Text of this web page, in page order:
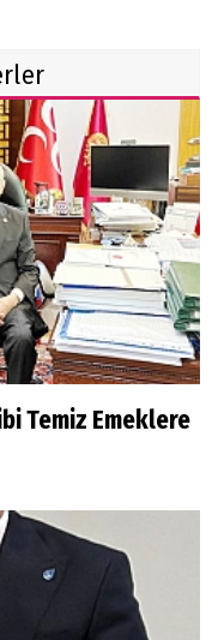
Temiz Emeklere